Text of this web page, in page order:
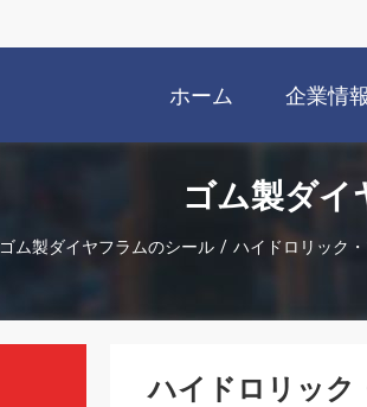
ホーム 企業情報
ゴム製ダイ
ゴム製ダイヤフラムのシール / ハイドロリック
ハイドロリック